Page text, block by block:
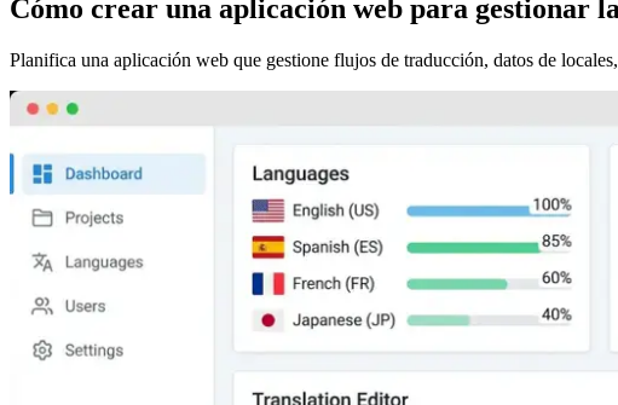
Cómo crear una aplicación web para gestionar
Planifica una aplicación web que gestione flujos de traducción, datos de